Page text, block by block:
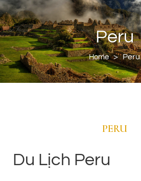
Peru
Home > Peru
PERU
Du Lịch Peru